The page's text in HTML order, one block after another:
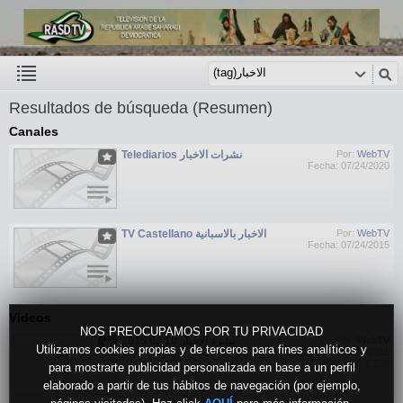
NOS PREOCUPAMOS POR TU PRIVACIDAD
Utilizamos cookies propias y de terceros para fines analíticos y
para mostrarte publicidad personalizada en base a un perfil
elaborado a partir de tus hábitos de navegación (por ejemplo,
Resultados de búsqueda (Resumen)
Canales
Por: WebTV
Fecha: 07/24/2020
Telediarios نشرات الاخبار
Por: WebTV
Fecha: 07/24/2015
TV Castellano الاخبار بالاسبانية
Fecha: 02/11/2015
Reprods.: 1,538